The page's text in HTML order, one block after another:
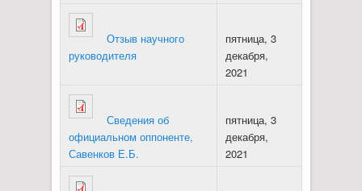
Отзыв научного
руководителя
пятница, 3
декабря,
2021
Сведения об
официальном оппоненте,
Савенков Е.Б.
пятница, 3
декабря,
2021